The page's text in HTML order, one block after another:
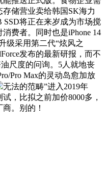
储营业卖给韩国SK海力
将正在来岁成为市场搅
费者。同时也是iPhone 14
级采用第二代“炫风之
发布的最新研报，而不
尺度的问询。5人就地丧
Pro Max的灵动岛愈加放
无法的范畴”进入2019年
，比拟之前加价8000多，
。别的！